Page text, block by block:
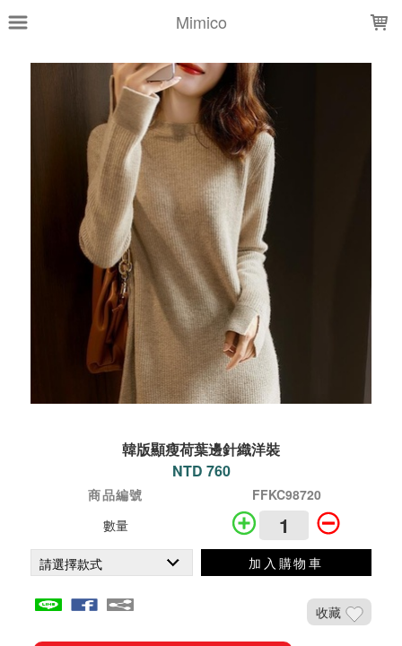
Mimico
韓版顯瘦荷葉邊針織洋裝
NTD 760
商品編號
FFKC98720
數量
加入購物車
收藏